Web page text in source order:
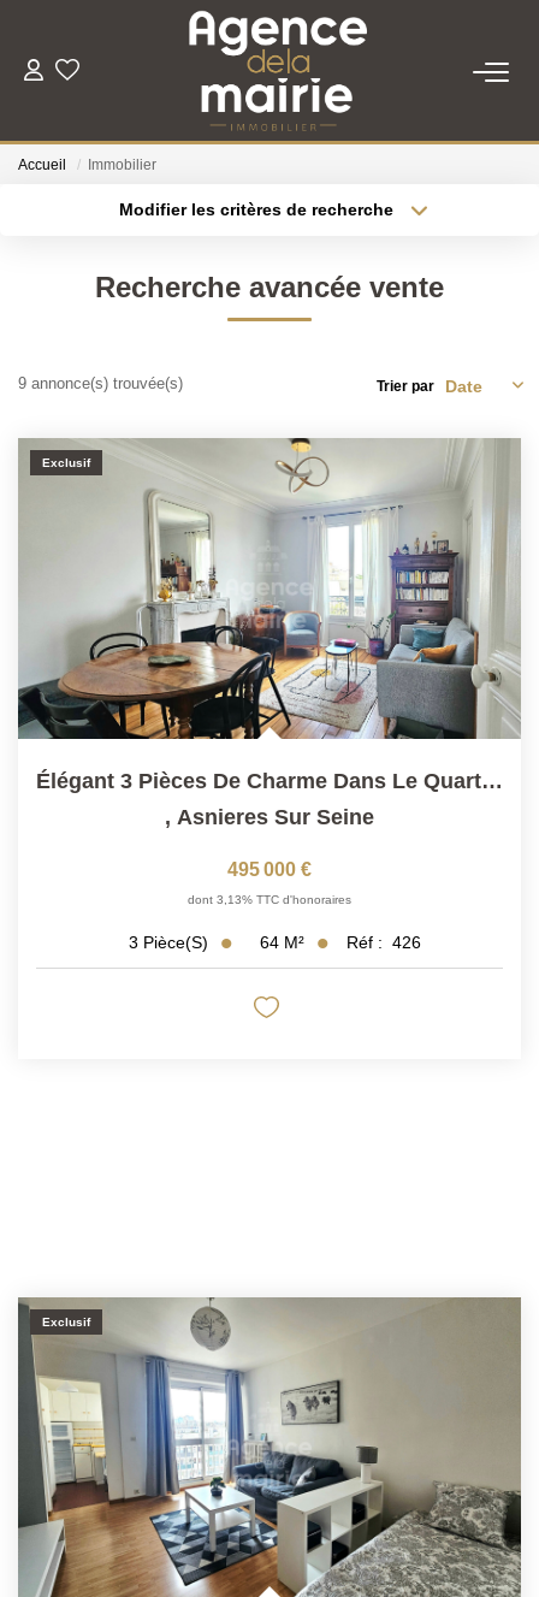
TRANSACTION
Qui Sommes Nous
Nous Rejoindre
CONTACT
Accueil Immobilier
Modifier les critères de recherche
Type de bienRecherche avancée vente
9 annonce(s) trouvée(s) Trier par
Exclusif
Élégant 3 Pièces De Charme Dans Le Quartier BAC
, Asnieres Sur Seine
495 000 €
dont 3,13% TTC d'honoraires
3 Pièce(s) 64 M² Réf : 426
Exclusif